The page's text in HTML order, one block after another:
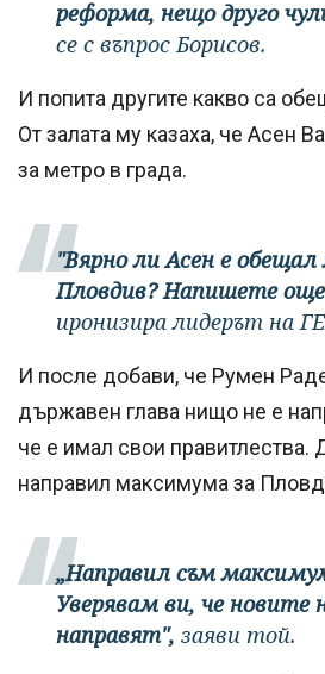
реформа, нещо друго
се с въпрос Борисов.
И попита другите какво са
От залата му казаха, че Асен
за метро в града.
"Вярно ли Асен е
Пловдив? Напишете
иронизира лидерът на
И после добави, че Румен
държавен глава нищо не е
че е имал свои правитлества.
направил максимума за
„Направил съм
Уверявам ви, че новите
направят", заяви той.